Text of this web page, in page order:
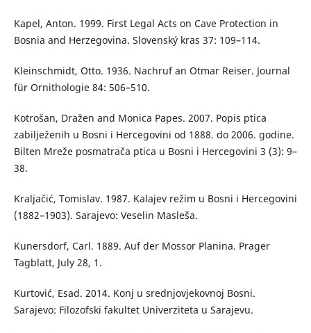
Kapel, Anton. 1999. First Legal Acts on Cave Protection in
Bosnia and Herzegovina. Slovenský kras 37: 109–114.
Kleinschmidt, Otto. 1936. Nachruf an Otmar Reiser. Journal
für Ornithologie 84: 506–510.
Kotrošan, Dražen and Monica Papes. 2007. Popis ptica
zabilježenih u Bosni i Hercegovini od 1888. do 2006. godine.
Bilten Mreže posmatrača ptica u Bosni i Hercegovini 3 (3): 9–
38.
Kraljačić, Tomislav. 1987. Kalajev režim u Bosni i Hercegovini
(1882–1903). Sarajevo: Veselin Masleša.
Kunersdorf, Carl. 1889. Auf der Mossor Planina. Prager
Tagblatt, July 28, 1.
Kurtović, Esad. 2014. Konj u srednjovjekovnoj Bosni.
Sarajevo: Filozofski fakultet Univerziteta u Sarajevu.